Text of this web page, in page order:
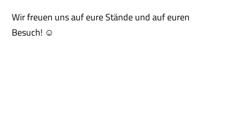
Wir freuen uns auf eure Stände und auf euren
Besuch! ☺️